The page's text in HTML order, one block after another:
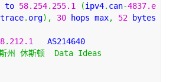
to 58.254. 255.1 (ipv4. can-4837.e
. org), 30 hops max, 52 bytes
. 212.1
州 休斯顿 Data Ideas